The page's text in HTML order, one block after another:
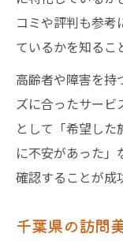
コミや評判も参考
ているかを知るこ
高齢者や障害を持
ズに合ったサービ
として「希望し
に不安があった」
確認することが成
千葉県の訪問